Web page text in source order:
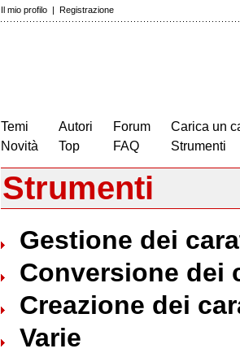
Il mio profilo | Registrazione
Temi
Novità
Autori
Top
Forum
FAQ
Carica un
Strumenti
Strumenti
Gestione dei
Conversione dei
Creazione dei
Varie